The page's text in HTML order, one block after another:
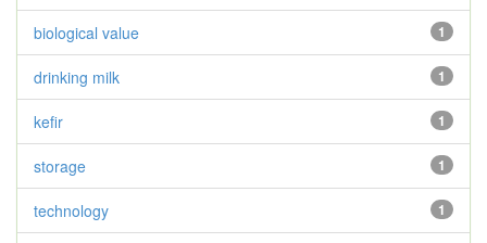
1
biological value
1
drinking milk
1
kefir
1
storage
1
technology